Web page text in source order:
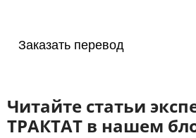
Заказать перевод
Читайте статьи
ТРАКТАТ в нашем